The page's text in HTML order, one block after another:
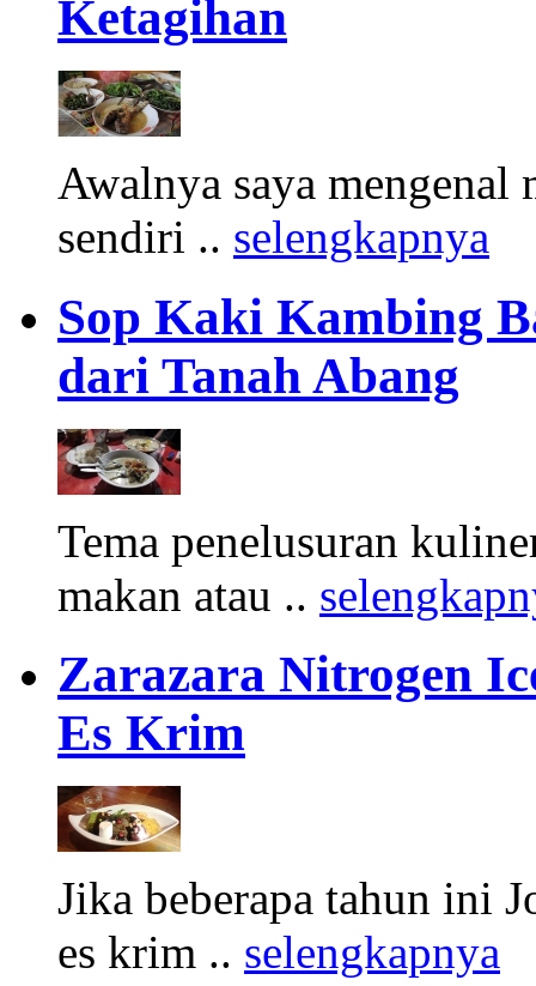
Ketagihan
Awalnya saya mengenal
sendiri .. selengkapnya
Sop Kaki Kambing
dari Tanah Abang
Tema penelusuran
makan atau ..
Zarazara Nitrogen
Es Krim
Jika beberapa tahun ini
es krim .. selengkapnya